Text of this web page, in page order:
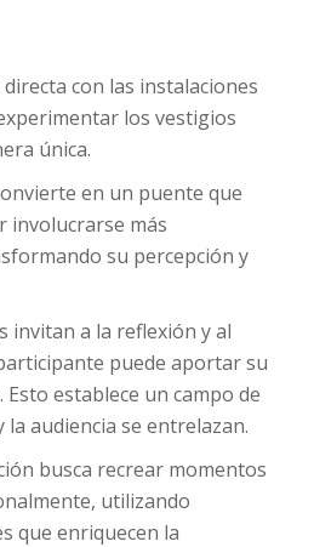
con las instalaciones
los vestigios
única.
en un puente que
involucrarse más
su percepción y
invitan a la reflexión y al
puede aportar su
establece un campo de
la audiencia se entrelazan.
busca recrear momentos
utilizando
que enriquecen la